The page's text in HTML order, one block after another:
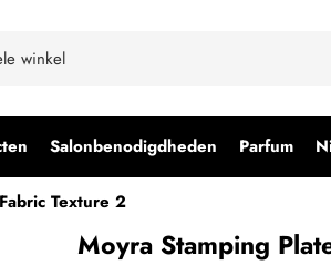
Salonbenodigdheden Parfum
Texture 2
Moyra Stamping